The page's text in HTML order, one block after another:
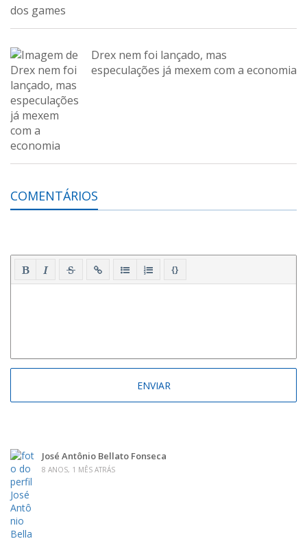
Drex nem foi lançado, mas
especulações já mexem com a economia
COMENTÁRIOS
{}
José Antônio Bellato Fonseca
8 ANOS, 1 MÊS ATRÁS